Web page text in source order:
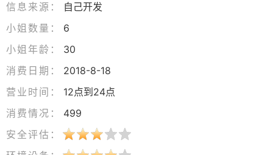
信息来源：
自己开发
小姐数量：
6
小姐年龄：
30
消费日期：
2018-8-18
营业时间：
12点到24点
消费情况：
499
安全评估：